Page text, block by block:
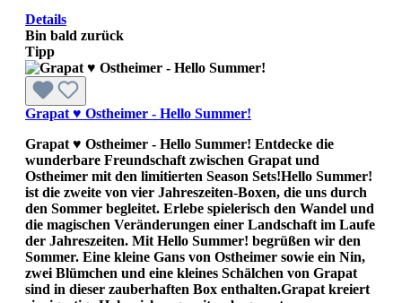
Details
Bin bald zurück
Tipp
Grapat ♥ Ostheimer - Hello Summer!
Grapat ♥ Ostheimer - Hello Summer! Entdecke die
wunderbare Freundschaft zwischen Grapat und
Ostheimer mit den limitierten Season Sets!Hello Summer!
ist die zweite von vier Jahreszeiten-Boxen, die uns durch
den Sommer begleitet. Erlebe spielerisch den Wandel und
die magischen Veränderungen einer Landschaft im Laufe
der Jahreszeiten. Mit Hello Summer! begrüßen wir den
Sommer. Eine kleine Gans von Ostheimer sowie ein Nin,
zwei Blümchen und eine kleines Schälchen von Grapat
sind in dieser zauberhaften Box enthalten.Grapat kreiert